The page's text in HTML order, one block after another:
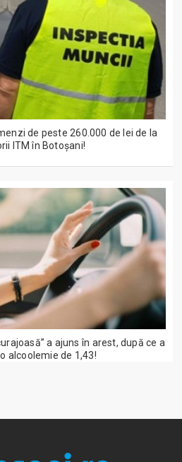
de peste 260.000 de lei de la
ITM în Botoșani!
a ajuns în arest, după ce a
alcoolemie de 1,43!